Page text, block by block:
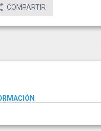
COMPARTIR